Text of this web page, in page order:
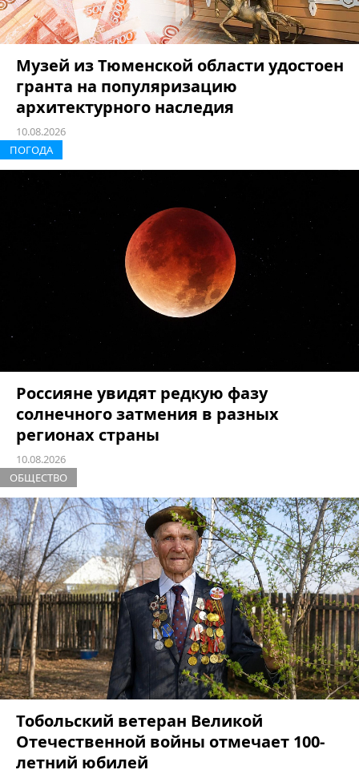
Музей из Тюменской области удостоен
гранта на популяризацию
архитектурного наследия
10.08.2026
ПОГОДА
Россияне увидят редкую фазу
солнечного затмения в разных
регионах страны
10.08.2026
ОБЩЕСТВО
Тобольский ветеран Великой
Отечественной войны отмечает 100-
летний юбилей